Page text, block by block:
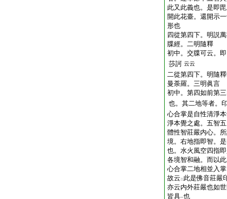
此又此義也。是即
開此花臺。還開示
形也
四從第四下。明説
牒經。二明隨釋
初中。交牒可云。
莎訶 云云
二從第四下。明隨
曼荼羅。三明眞言
初中。第四如前第
也。其二地等者。
心合掌是自性清淨
淨本覺之處。五智
體性智莊嚴内心。
境。右地指即智。
也。水火風空四指
各境智和融。而以
心合掌二地相並入
故云 二 此是佛音莊嚴
亦云内外莊嚴也如
皆具一也